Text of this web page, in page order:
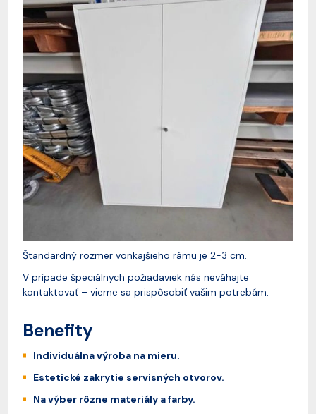
Štandardný rozmer vonkajšieho rámu je 2-3 cm.
V prípade špeciálnych požiadaviek nás neváhajte
kontaktovať – vieme sa prispôsobiť vašim potrebám.
Benefity
Individuálna výroba na mieru.
Estetické zakrytie servisných otvorov.
Na výber rôzne materiály a farby.